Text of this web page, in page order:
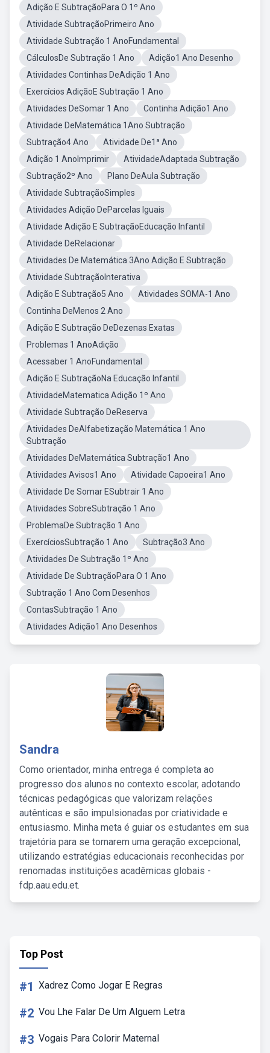
Adição E SubtraçãoPara O 1º Ano
Atividade SubtraçãoPrimeiro Ano
Atividade Subtração 1 AnoFundamental
CálculosDe Subtração 1 Ano
Adição1 Ano Desenho
Atividades Continhas DeAdição 1 Ano
Exercícios AdiçãoE Subtração 1 Ano
Atividades DeSomar 1 Ano
Continha Adição1 Ano
Atividade DeMatemática 1Ano Subtração
Subtração4 Ano
Atividade De1ª Ano
Adição 1 AnoImprimir
AtividadeAdaptada Subtração
Subtração2º Ano
Plano DeAula Subtração
Atividade SubtraçãoSimples
Atividades Adição DeParcelas Iguais
Atividade Adição E SubtraçãoEducação Infantil
Atividade DeRelacionar
Atividades De Matemática 3Ano Adição E Subtração
Atividade SubtraçãoInterativa
Adição E Subtração5 Ano
Atividades SOMA-1 Ano
Continha DeMenos 2 Ano
Adição E Subtração DeDezenas Exatas
Problemas 1 AnoAdição
Acessaber 1 AnoFundamental
Adição E SubtraçãoNa Educação Infantil
AtividadeMatematica Adição 1º Ano
Atividade Subtração DeReserva
Atividades DeAlfabetização Matemática 1 Ano
Subtração
Atividades DeMatemática Subtração1 Ano
Atividades Avisos1 Ano
Atividade Capoeira1 Ano
Atividade De Somar ESubtrair 1 Ano
Atividades SobreSubtração 1 Ano
ProblemaDe Subtração 1 Ano
ExercíciosSubtração 1 Ano
Subtração3 Ano
Atividades De Subtração 1º Ano
Atividade De SubtraçãoPara O 1 Ano
Subtração 1 Ano Com Desenhos
ContasSubtração 1 Ano
Atividades Adição1 Ano Desenhos
Sandra
Como orientador, minha entrega é completa ao
progresso dos alunos no contexto escolar, adotando
técnicas pedagógicas que valorizam relações
autênticas e são impulsionadas por criatividade e
entusiasmo. Minha meta é guiar os estudantes em sua
trajetória para se tornarem uma geração excepcional,
utilizando estratégias educacionais reconhecidas por
renomadas instituições acadêmicas globais -
fdp.aau.edu.et.
Top Post
#1 Xadrez Como Jogar E Regras
#2 Vou Lhe Falar De Um Alguem Letra
#3 Vogais Para Colorir Maternal